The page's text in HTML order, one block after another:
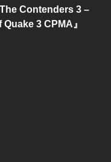
Contenders 3 –
3 CPMA』